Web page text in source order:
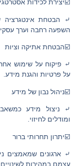
☑️יצירת לכידות
השפעה רחבה וערך
☑️הבטחת אתיקה וציות
⤶ פיקוח על שימוש
על פרטיות והגנת מידע.
☑️ניהול נבון של מידע
⤶ ניצול מידע
ומודלים לחיזוי.
☑️יתרון תחרותי ברור
עצמם במהירות